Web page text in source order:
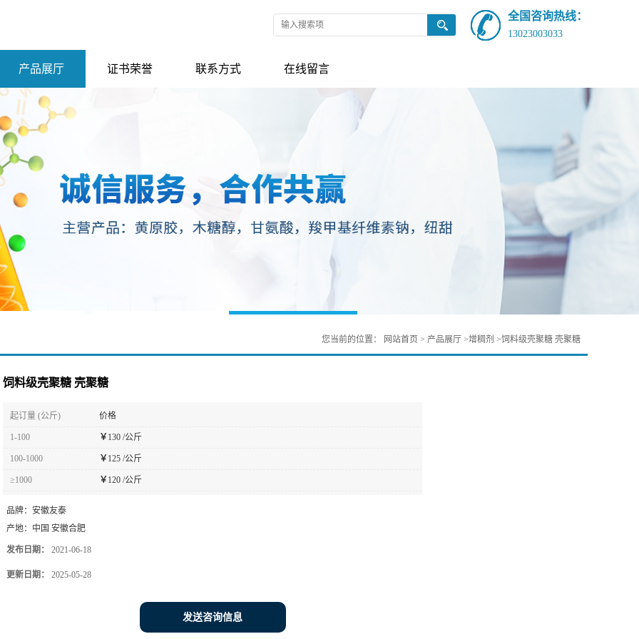
全国咨询热线：
13023003033
产品展厅 证书荣誉 联系方式 在线留言
您当前的位置： 网站首页 > 产品展厅 >增稠剂 >饲料级壳聚糖 壳聚糖
饲料级壳聚糖 壳聚糖
起订量 (公斤) 价格
1-100 ￥130 /公斤
100-1000 ￥125 /公斤
≥1000 ￥120 /公斤
品牌： 安徽友泰
产地： 中国 安徽合肥
发布日期： 2021-06-18
更新日期： 2025-05-28
发送咨询信息